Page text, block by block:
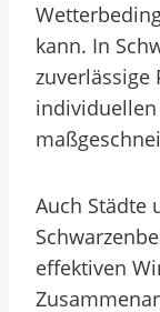
kann. In
zuverlässige
Auch Städte
effektiven